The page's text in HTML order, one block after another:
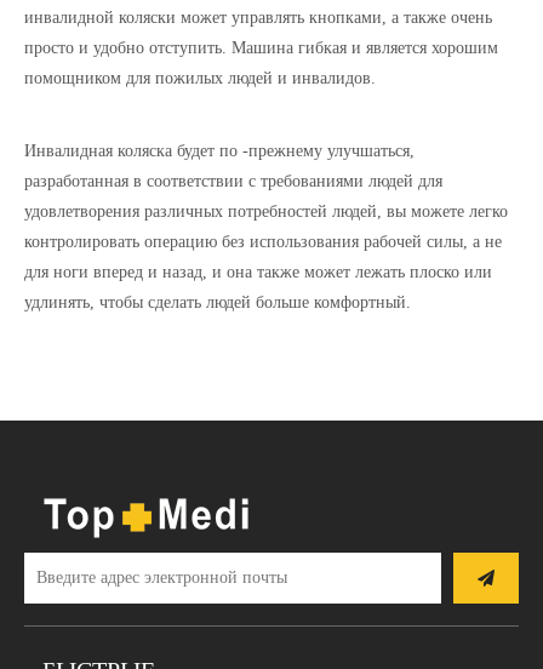
инвалидной коляски может управлять кнопками, а также очень
просто и удобно отступить. Машина гибкая и является хорошим
помощником для пожилых людей и инвалидов.
Инвалидная коляска будет по -прежнему улучшаться,
разработанная в соответствии с требованиями людей для
удовлетворения различных потребностей людей, вы можете легко
контролировать операцию без использования рабочей силы, а не
для ноги вперед и назад, и она также может лежать плоско или
удлинять, чтобы сделать людей больше комфортный.